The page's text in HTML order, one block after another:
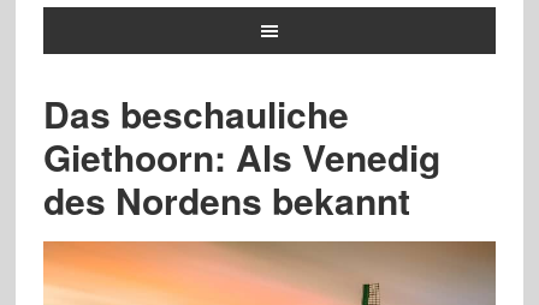
Das beschauliche
Giethoorn: Als Venedig
des Nordens bekannt